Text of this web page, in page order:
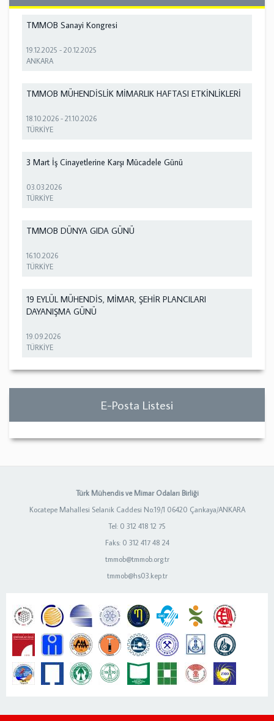
TMMOB Sanayi Kongresi
19.12.2025 -20.12.2025
ANKARA
TMMOB MÜHENDİSLİK MİMARLIK HAFTASI ETKİNLİKLERİ
18.10.2026 -21.10.2026
TÜRKİYE
3 Mart İş Cinayetlerine Karşı Mücadele Günü
03.03.2026
TÜRKİYE
TMMOB DÜNYA GIDA GÜNÜ
16.10.2026
TÜRKİYE
19 EYLÜL MÜHENDİS, MİMAR, ŞEHİR PLANCILARI
DAYANIŞMA GÜNÜ
19.09.2026
TÜRKİYE
E-Posta Listesi
Türk Mühendis ve Mimar Odaları Birliği
Kocatepe Mahallesi Selanik Caddesi No:19/1 06420 Çankaya/ANKARA
Tel: 0 312 418 12 75
Faks: 0 312 417 48 24
tmmob@tmmob.org.tr
tmmob@hs03.kep.tr